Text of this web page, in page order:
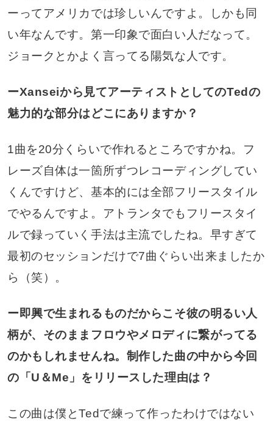
ーってアメリカでは珍しいんですよ。しかも同
い年なんです。第一印象で面白い人だなって。
ジョークとかよく言ってる陽気な人です。
ーXanseiから見てアーティストとしてのTedの
魅力的な部分はどこにありますか？
1曲を20分くらいで作れるところですかね。フ
レーズ自体は一箇所ずつレコーディングしてい
くんですけど、基本的には全部フリースタイル
でやるんですよ。アトランタでもフリースタイ
ルで録っていく手法は主流でしたね。早すぎて
最初のセッションだけで7曲ぐらい出来ましたか
ら（笑）。
ー即興で生まれるものだからこそ彼の明るい人
柄が、そのままフロウやメロディに繋がってる
のかもしれませんね。制作した曲の中から今回
の「U＆Me」をリリースした理由は？
この曲は僕とTedで練って作ったわけではない